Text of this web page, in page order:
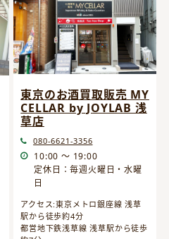
東京のお酒買取販売 MY
CELLAR by JOYLAB 浅
草店
080-6621-3356
10:00 ～ 19:00
定休日：毎週火曜日・水曜
日
アクセス:東京メトロ銀座線 浅草
駅から徒歩約4分
都営地下鉄浅草線 浅草駅から徒歩